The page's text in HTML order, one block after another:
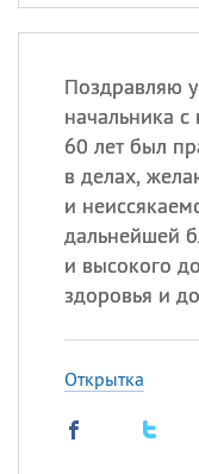
Поздравляю
начальника
60 лет был
в делах,
и
дальнейшей
и высокого
здоровья и
Открытка